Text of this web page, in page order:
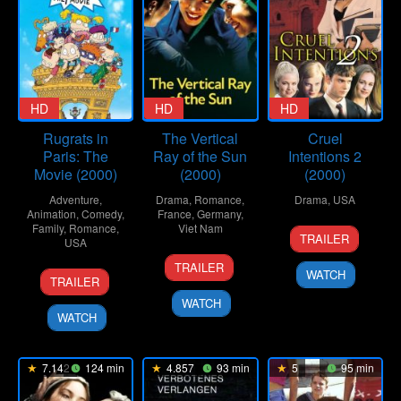
HD
Rugrats in
Paris: The
Movie (2000)
Adventure,
Animation,Comedy,
Family, Romance,
USA
17
Nov
2000
Stig
Bergqvist
TRAILER
WATCH
HD
The Vertical
Ray of the Sun
(2000)
Drama, Romance,
France, Germany,
Viet Nam
17
May
2000
Tran
Anh
Hung
TRAILER
WATCH
HD
Cruel
Intentions 2
(2000)
Drama, USA
9
Nov
2000
Roger
Kumble
TRAILER
WATCH
7.142 124 min 4.857 93 min 5 95 min